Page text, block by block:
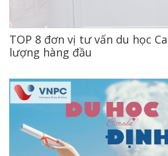
TOP 8 đơn vị tư vấn du học
lượng hàng đầu